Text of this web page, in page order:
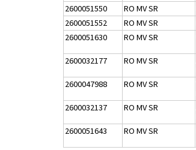
2600051550
RO MV SR
2600051552
RO MV SR
2600051630
RO MV SR
2600032177 RO MV SR
2600047988
RO MV SR
2600032137
RO MV SR
2600051643
RO MV SR